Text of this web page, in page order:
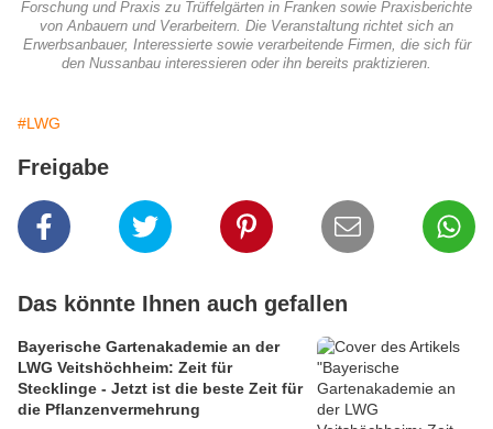
Forschung und Praxis zu Trüffelgärten in Franken sowie Praxisberichte
von Anbauern und Verarbeitern. Die Veranstaltung richtet sich an
Erwerbsanbauer, Interessierte sowie verarbeitende Firmen, die sich für
den Nussanbau interessieren oder ihn bereits praktizieren.
#LWG
Freigabe
Das könnte Ihnen auch gefallen
Bayerische Gartenakademie an der
LWG Veitshöchheim: Zeit für
Stecklinge - Jetzt ist die beste Zeit für
die Pflanzenvermehrung